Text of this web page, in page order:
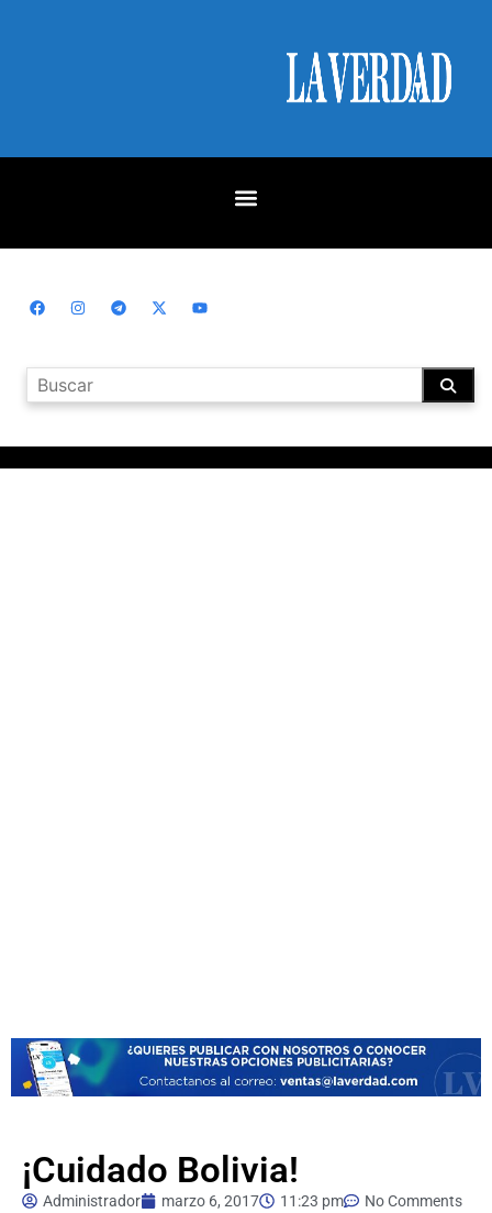
¡Cuidado Bolivia!
Administrador marzo 6, 2017 11:23 pm No Comments